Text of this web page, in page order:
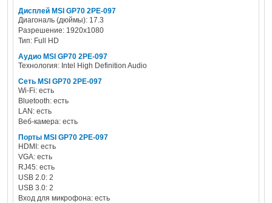
Дисплей MSI GP70 2PE-097
Диагональ (дюймы): 17.3
Разрешение: 1920x1080
Тип: Full HD
Аудио MSI GP70 2PE-097
Технология: Intel High Definition Audio
Сеть MSI GP70 2PE-097
Wi-Fi: есть
Bluetooth: есть
LAN: есть
Веб-камера: есть
Порты MSI GP70 2PE-097
HDMI: есть
VGA: есть
RJ45: есть
USB 2.0: 2
USB 3.0: 2
Вход для микрофона: есть